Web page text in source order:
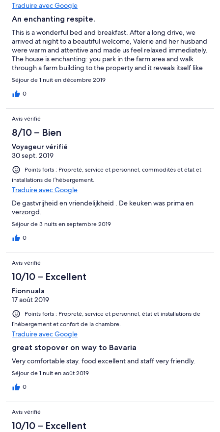
Traduire avec Google
An enchanting respite.
This is a wonderful bed and breakfast. After a long drive, we
arrived at night to a beautiful welcome, Valerie and her husband
were warm and attentive and made us feel relaxed immediately.
The house is enchanting: you park in the farm area and walk
through a farm building to the property and it reveals itself like
magic, arising from manicured gardens and soft lighting. The
decor is charming and stylish and the food is delicious. Sourced
from home grown vegetables and local produce.
Séjour de 1 nuit en décembre 2019
0
Avis vérifié
8/10 – Bien
Voyageur vérifié
30 sept. 2019
Points forts : Propreté, service et personnel, commodités et état et
installations de l’hébergement.
Traduire avec Google
De gastvrijheid en vriendelijkheid . De keuken was prima en
verzorgd.
Séjour de 3 nuits en septembre 2019
0
Avis vérifié
10/10 – Excellent
Fionnuala
17 août 2019
Points forts : Propreté, service et personnel, état et installations de
l’hébergement et confort de la chambre.
Traduire avec Google
great stopover on way to Bavaria
Very comfortable stay. food excellent and staff very friendly.
Séjour de 1 nuit en août 2019
0
Avis vérifié
10/10 – Excellent